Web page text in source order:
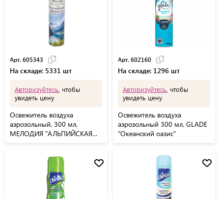
Арт. 605343
На складе: 5331 шт
Авторизуйтесь , чтобы
увидеть цену
Освежитель воздуха
аэрозольный, 300 мл,
МЕЛОДИЯ "АЛЬПИЙСКАЯ
Арт. 602160
На складе: 1296 шт
Авторизуйтесь , чтобы
увидеть цену
Освежитель воздуха
аэрозольный 300 мл, GLADE
"Океанский оазис"